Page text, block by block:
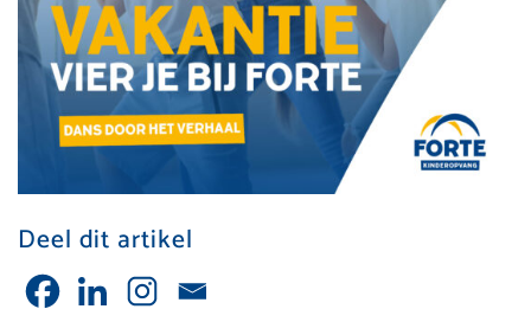
Deel dit artikel